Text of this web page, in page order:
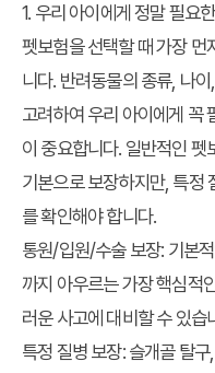
1. 우리 아이에게 정말 필요
펫보험을 선택할 때 가장 먼
니다. 반려동물의 종류, 나
고려하여 우리 아이에게 꼭
이 중요합니다. 일반적인 펫
기본으로 보장하지만, 특정
를 확인해야 합니다.
통원/입원/수술 보장: 기본
까지 아우르는 가장 핵심적
러운 사고에 대비할 수 있습
특정 질병 보장:슬개골 탈구